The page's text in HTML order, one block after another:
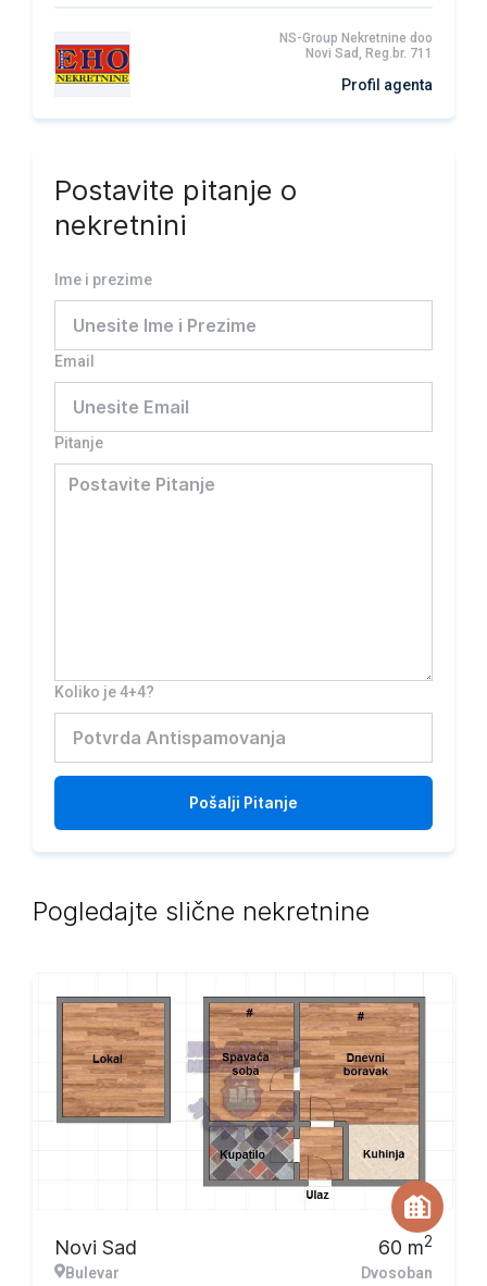
NS-Group Nekretnine doo
Novi Sad, Reg.br. 711
Profil agenta
Postavite pitanje o
nekretnini
Ime i prezime
Email
Pitanje
Koliko je 4+4?
Pošalji Pitanje
Pogledajte slične nekretnine
Novi Sad
Bulevar
60 m2
Dvosoban